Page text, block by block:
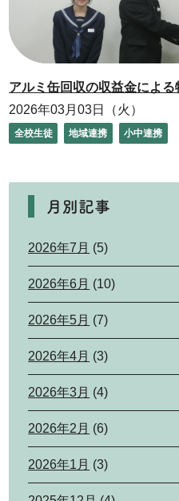
アルミ缶回収の収益金によ
2026年03月03日（火）
全校生徒 地域連携 小中連携
月別記事
2026年7月 (5)
2026年6月 (10)
2026年5月 (7)
2026年4月 (3)
2026年3月 (4)
2026年2月 (6)
2026年1月 (3)